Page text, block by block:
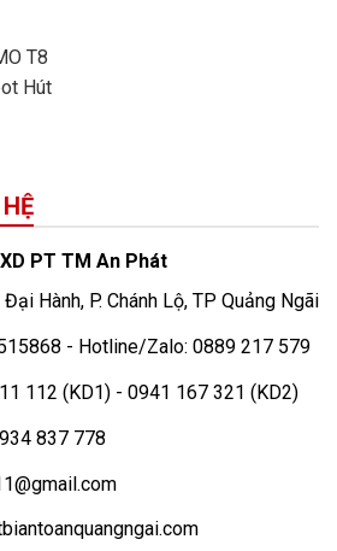
T8
Hút
PT TM An Phát
Hành, P. Chánh Lộ, TP Quảng Ngãi
- Hotline/Zalo: 0889 217 579
112 (KD1) - 0941 167 321 (KD2)
837 778